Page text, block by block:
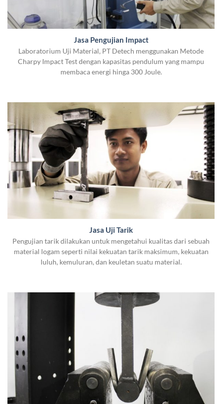
Jasa Pengujian Impact
Laboratorium Uji Material, PT Detech menggunakan Metode
Charpy Impact Test dengan kapasitas pendulum yang mampu
membaca energi hinga 300 Joule.
Jasa Uji Tarik
Pengujian tarik dilakukan untuk mengetahui kualitas dari sebuah
material logam seperti nilai kekuatan tarik maksimum, kekuatan
luluh, kemuluran, dan keuletan suatu material.